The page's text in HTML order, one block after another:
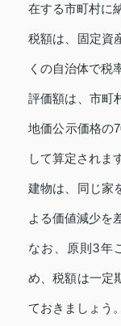
在する市町村に
税額は、固定資
くの自治体で税
評価額は、市町
地価公示価格の
して算定されま
建物は、同じ家
よる価値減少を
なお、原則3年
め、税額は一定
ておきましょう。